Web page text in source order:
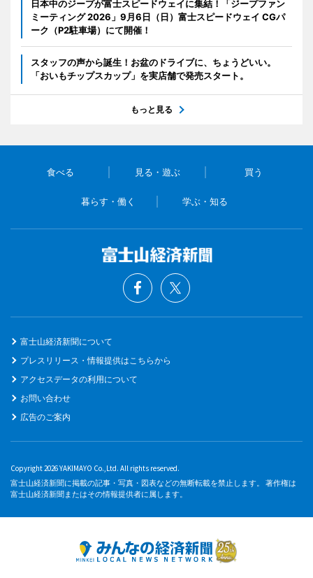
日本中のジープが富士スピードウェイに集結！「ジープファン
ミーティング 2026」9月6日（日）富士スピードウェイ CGパ
ーク（P2駐車場）にて開催！
スタッフの声から誕生！お盆のドライブに、ちょうどいい。
「おいもチップスカップ」を実店舗で発売スタート。
もっと見る
食べる 見る・遊ぶ 買う
暮らす・働く 学ぶ・知る
富士山経済新聞について
プレスリリース・情報提供はこちらから
アクセスデータの利用について
お問い合わせ
広告のご案内
Copyright 2026 YAKIMAYO Co.,Ltd. All rights reserved.
富士山経済新聞に掲載の記事・写真・図表などの無断転載を禁止します。 著作権は
富士山経済新聞またはその情報提供者に属します。